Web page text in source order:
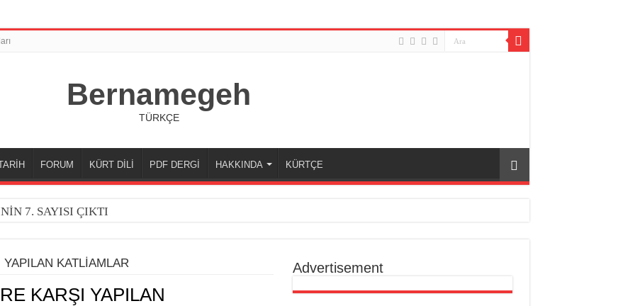
Bernamegeh
TÜRKÇE
FORUM KÜRT DİLİ PDF DERGİ HAKKINDA KÜRTÇE
7. SAYISI ÇIKTI
TOP ARDINDA KOŞAN(LAR), NEYİN PEŞİNDEN SÜRÜKLENİR(LER)?!
Hikayesi
KATLİAMLAR
KARŞI YAPILAN
Advertisement